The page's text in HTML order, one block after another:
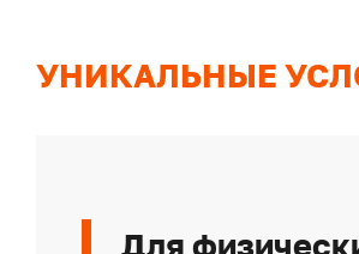
УНИКАЛЬНЫЕ
Для